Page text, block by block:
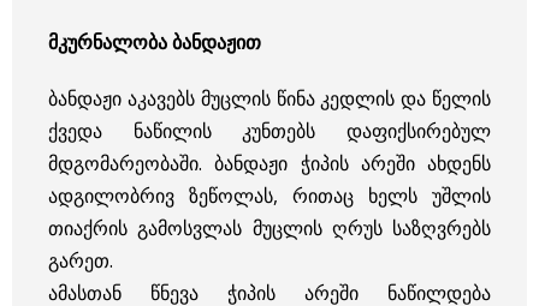
მკურნალობა ბანდაჟით
ბანდაჟი აკავებს მუცლის წინა კედლის და წელის
ქვედა ნაწილის კუნთებს დაფიქსირებულ
მდგომარეობაში. ბანდაჟი ჭიპის არეში ახდენს
ადგილობრივ ზეწოლას, რითაც ხელს უშლის
თიაქრის გამოსვლას მუცლის ღრუს საზღვრებს
გარეთ.
ამასთან წნევა ჭიპის არეში ნაწილდება